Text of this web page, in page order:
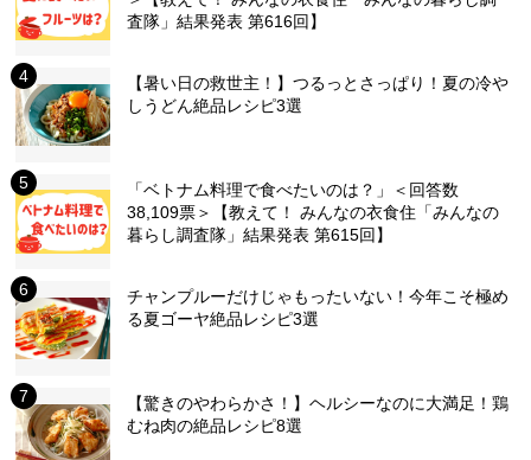
査隊」結果発表 第616回】
【暑い日の救世主！】つるっとさっぱり！夏の冷や
しうどん絶品レシピ3選
「ベトナム料理で食べたいのは？」＜回答数
38,109票＞【教えて！ みんなの衣食住「みんなの
暮らし調査隊」結果発表 第615回】
チャンプルーだけじゃもったいない！今年こそ極め
る夏ゴーヤ絶品レシピ3選
【驚きのやわらかさ！】ヘルシーなのに大満足！鶏
むね肉の絶品レシピ8選